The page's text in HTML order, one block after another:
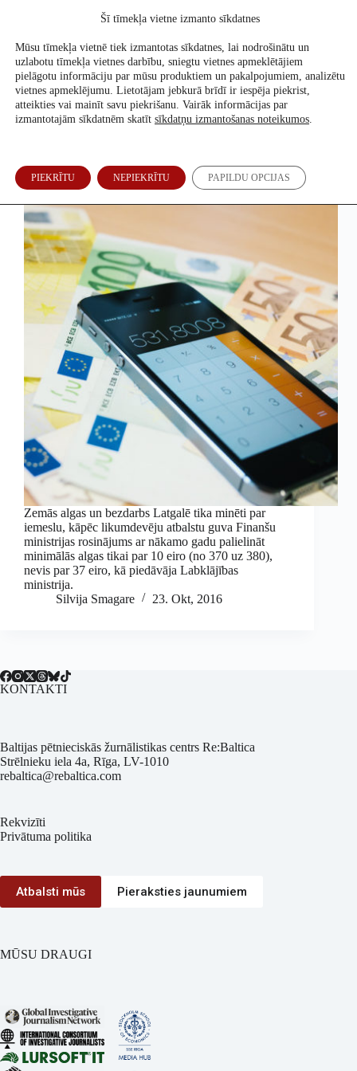
Atbalsti mūs
2016. g. 23. oktobris
Minimālo algu nosaka situācija Latgalē
Zemās algas un bezdarbs Latgalē tika minēti par
iemeslu, kāpēc likumdevēju atbalstu guva Finanšu
ministrijas rosinājums ar nākamo gadu palielināt
minimālās algas tikai par 10 eiro (no 370 uz 380),
nevis par 37 eiro, kā piedāvāja Labklājības
ministrija.
Silvija Smagare
23. Okt, 2016
KONTAKTI
Baltijas pētnieciskās žurnālistikas centrs Re:Baltica
Strēlnieku iela 4a, Rīga, LV-1010
rebaltica@rebaltica.com
Rekvizīti
Privātuma politika
Atbalsti mūs Pieraksties jaunumiem
MŪSU DRAUGI
Šī tīmekļa vietne izmanto sīkdatnes
Mūsu tīmekļa vietnē tiek izmantotas sīkdatnes, lai nodrošinātu un
uzlabotu tīmekļa vietnes darbību, sniegtu vietnes apmeklētājiem
pielāgotu informāciju par mūsu produktiem un pakalpojumiem, analizētu
vietnes apmeklējumu. Lietotājam jebkurā brīdī ir iespēja piekrist,
atteikties vai mainīt savu piekrišanu. Vairāk informācijas par
izmantotajām sīkdatnēm skatīt sīkdatņu izmantošanas noteikumos.
PIEKRĪTU NEPIEKRĪTU PAPILDU OPCIJAS